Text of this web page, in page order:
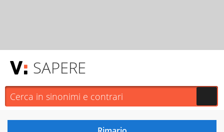
SAPERE